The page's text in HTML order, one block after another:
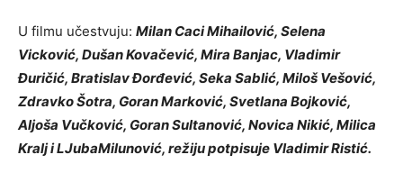
U filmu učestvuju: Milan Caci Mihailović, Selena
Vicković, Dušan Kovačević, Mira Banjac, Vladimir
Đuričić, Bratislav Đorđević, Seka Sablić, Miloš Vešović,
Zdravko Šotra, Goran Marković, Svetlana Bojković,
Aljoša Vučković, Goran Sultanović, Novica Nikić, Milica
Kralj i LJubaMilunović, režiju potpisuje Vladimir Ristić.